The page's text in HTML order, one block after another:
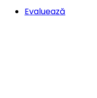
Evaluează